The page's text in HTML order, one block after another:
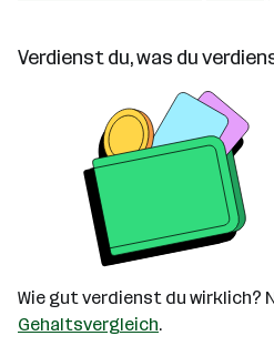
Verdienst du, was du
Wie gut verdienst du wirklich?
Gehaltsvergleich.